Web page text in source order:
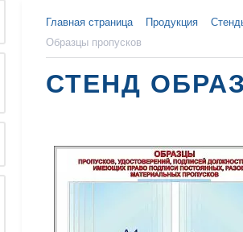
Главная страница Продукция
Образцы пропусков
СТЕНД